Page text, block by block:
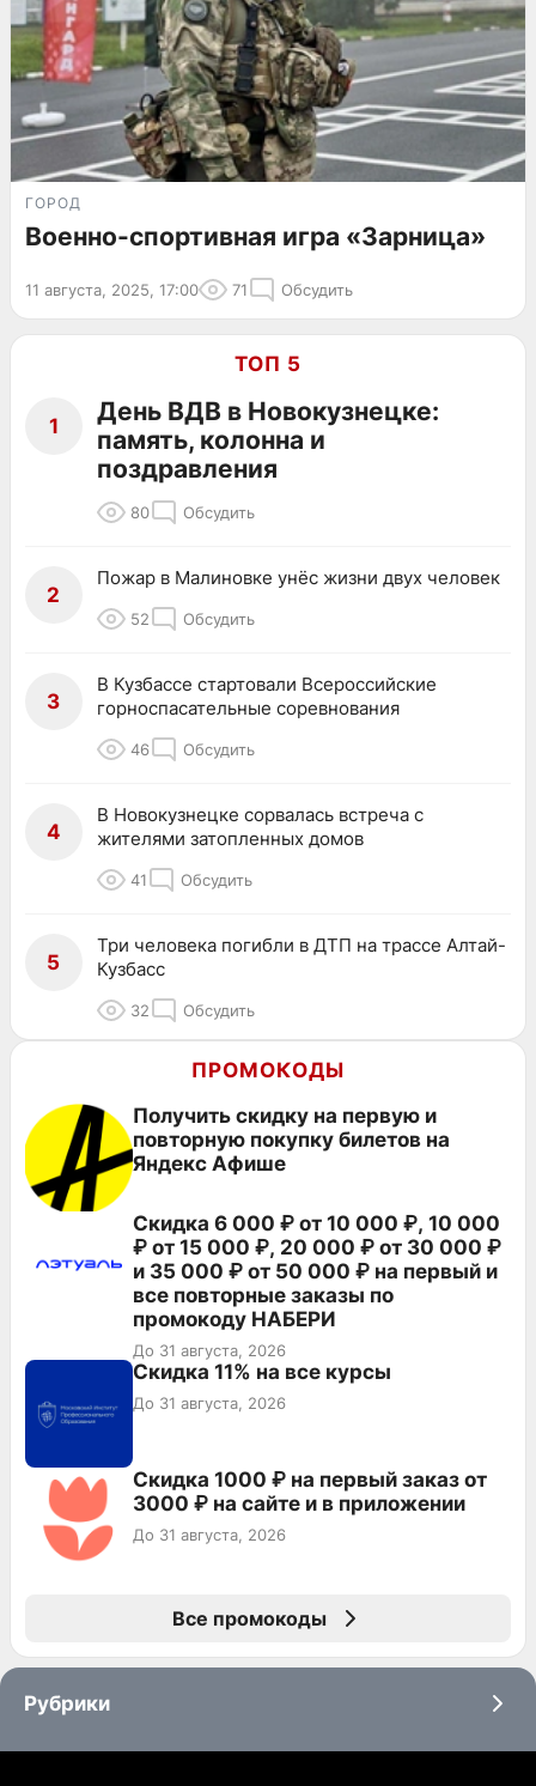
ГОРОД
Военно-спортивная игра «Зарница»
11 августа, 2025, 17:00 71 Обсудить
ТОП 5
1
День ВДВ в Новокузнецке:
память, колонна и
поздравления
80 Обсудить
2
Пожар в Малиновке унёс жизни двух человек
52 Обсудить
3
В Кузбассе стартовали Всероссийские
горноспасательные соревнования
46 Обсудить
4
В Новокузнецке сорвалась встреча с
жителями затопленных домов
41 Обсудить
5
Три человека погибли в ДТП на трассе Алтай-
Кузбасс
32 Обсудить
ПРОМОКОДЫ
Получить скидку на первую и
повторную покупку билетов на
Яндекс Афише
Скидка 6 000 ₽ от 10 000 ₽, 10 000
₽ от 15 000 ₽, 20 000 ₽ от 30 000 ₽
и 35 000 ₽ от 50 000 ₽ на первый и
все повторные заказы по
промокоду НАБЕРИ
До 31 августа, 2026
Скидка 11% на все курсы
До 31 августа, 2026
Скидка 1000 ₽ на первый заказ от
3000 ₽ на сайте и в приложении
До 31 августа, 2026
Все промокоды
Рубрики